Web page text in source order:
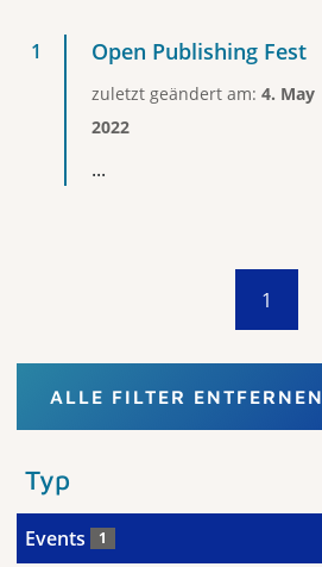
Open Publishing Fest
zuletzt geändert am: 4. May
2022
...
1
ALLE FILTER ENTFERNEN
Typ
Events 1